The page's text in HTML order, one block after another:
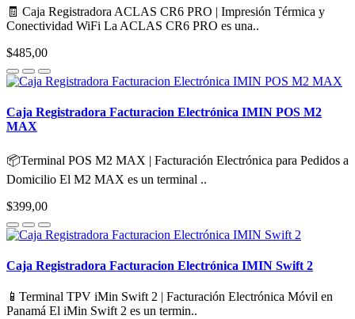
🧾 Caja Registradora ACLAS CR6 PRO | Impresión Térmica y
Conectividad WiFi La ACLAS CR6 PRO es una..
$485,00
Caja Registradora Facturacion Electrónica IMIN POS M2
MAX
📦Terminal POS M2 MAX | Facturación Electrónica para Pedidos a
Domicilio El M2 MAX es un terminal ..
$399,00
Caja Registradora Facturacion Electrónica IMIN Swift 2
📱Terminal TPV iMin Swift 2 | Facturación Electrónica Móvil en
Panamá El iMin Swift 2 es un termin..